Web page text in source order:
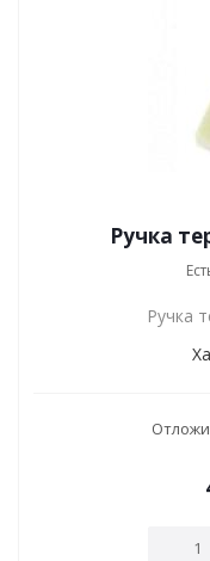
Ручка
Ручка